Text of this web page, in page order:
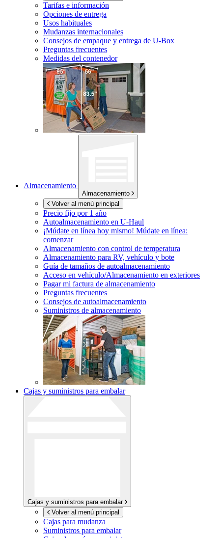
Tarifas e información
Opciones de entrega
Usos habituales
Mudanzas internacionales
Consejos de empaque y entrega de U-Box
Preguntas frecuentes
Medidas del contenedor
Almacenamiento
Almacenamiento
Volver al menú principal
Precio fijo por 1 año
Autoalmacenamiento en U-Haul
¡Múdate en línea hoy mismo! Múdate en línea:
comenzar
Almacenamiento con control de temperatura
Almacenamiento para RV, vehículo y bote
Guía de tamaños de autoalmacenamiento
Acceso en vehículo/Almacenamiento en exteriores
Pagar mi factura de almacenamiento
Preguntas frecuentes
Consejos de autoalmacenamiento
Suministros de almacenamiento
Cajas y suministros para embalar
Cajas y suministros para embalar
Volver al menú principal
Cajas para mudanza
Suministros para embalar